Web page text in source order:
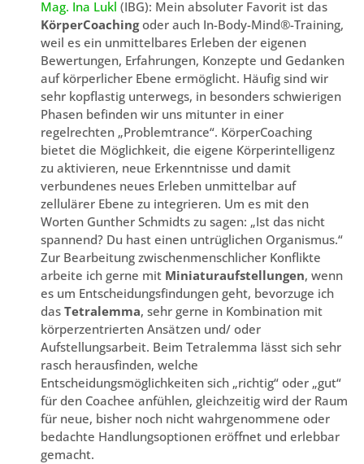
Mag. Ina Lukl (IBG): Mein absoluter Favorit ist das
KörperCoachingoder auch In-Body-Mind®-Training,
weil es ein unmittelbares Erleben der eigenen
Bewertungen, Erfahrungen, Konzepte und Gedanken
auf körperlicher Ebene ermöglicht. Häufig sind wir
sehr kopflastig unterwegs, in besonders schwierigen
Phasen befinden wir uns mitunter in einer
regelrechten „Problemtrance“. KörperCoaching
bietet die Möglichkeit, die eigene Körperintelligenz
zu aktivieren, neue Erkenntnisse und damit
verbundenes neues Erleben unmittelbar auf
zellulärer Ebene zu integrieren. Um es mit den
Worten Gunther Schmidts zu sagen: „Ist das nicht
spannend? Du hast einen untrüglichen Organismus.“
Zur Bearbeitung zwischenmenschlicher Konflikte
arbeite ich gerne mit Miniaturaufstellungen, wenn
es um Entscheidungsfindungen geht, bevorzuge ich
das Tetralemma, sehr gerne in Kombination mit
körperzentrierten Ansätzen und/ oder
Aufstellungsarbeit. Beim Tetralemma lässt sich sehr
rasch herausfinden, welche
Entscheidungsmöglichkeiten sich „richtig“ oder „gut“
für den Coachee anfühlen, gleichzeitig wird der Raum
für neue, bisher noch nicht wahrgenommene oder
bedachte Handlungsoptionen eröffnet und erlebbar
gemacht.